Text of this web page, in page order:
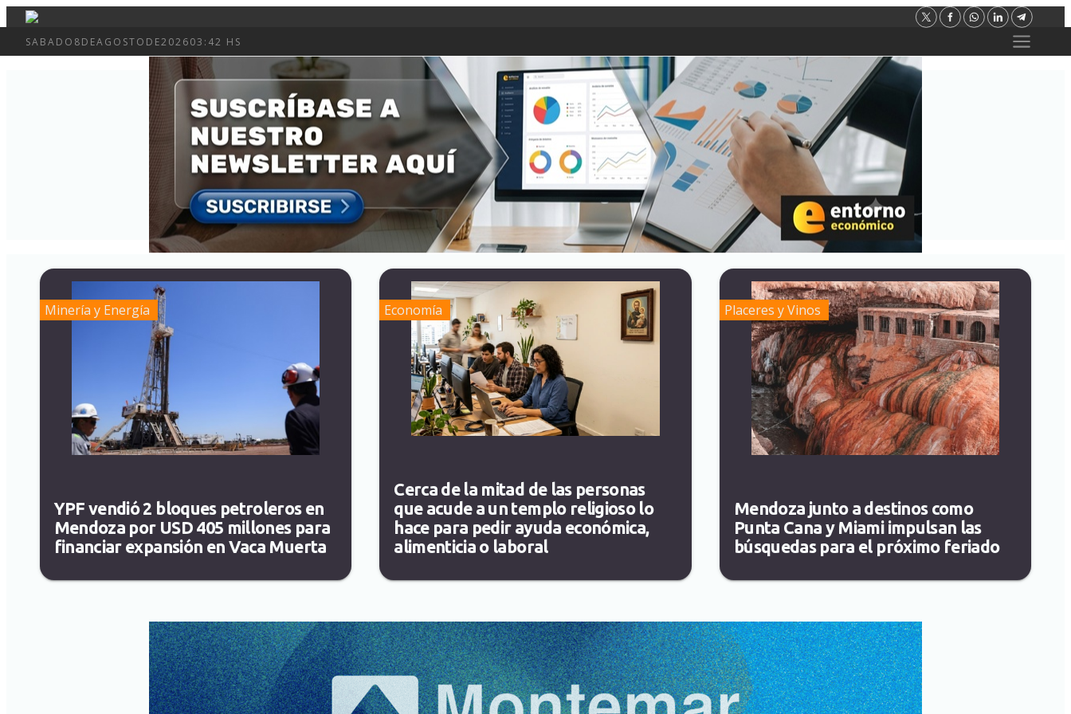
SABADO 8DEAGOSTO DE202603:42 HS
Minería y Energía
YPF vendió 2 bloques petroleros en
Mendoza por USD 405 millones para
financiar expansión en Vaca Muerta
Economía
Cerca de la mitad de las personas
que acude a un templo religioso lo
hace para pedir ayuda económica,
alimenticia o laboral
Placeres y Vinos
Mendoza junto a destinos como
Punta Cana y Miami impulsan las
búsquedas para el próximo feriado